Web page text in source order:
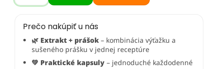
Prečo nakúpiť u nás
🌿 Extrakt + prášok – kombinácia výťažku a
sušeného prášku v jednej receptúre
💚 Praktické kapsuly – jednoduché každodenné